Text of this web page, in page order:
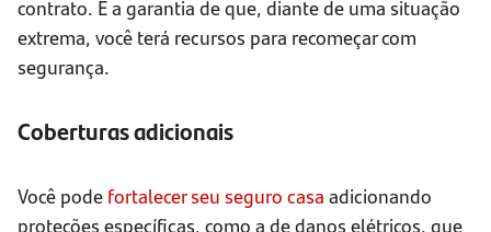
contrato. É a garantia de que, diante de uma situação
extrema, você terá recursos para recomeçar com
segurança.
Coberturas adicionais
Você pode fortalecer seu seguro casa adicionando
proteções específicas, como a de danos elétricos, que